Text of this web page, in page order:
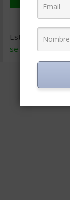
Este sitio usa
se procesan los